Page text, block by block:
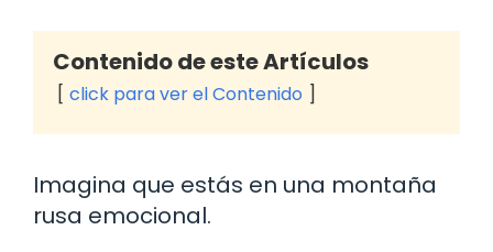
Contenido de este Artículos
click para ver el Contenido
Imagina que estás en una montaña
rusa emocional.